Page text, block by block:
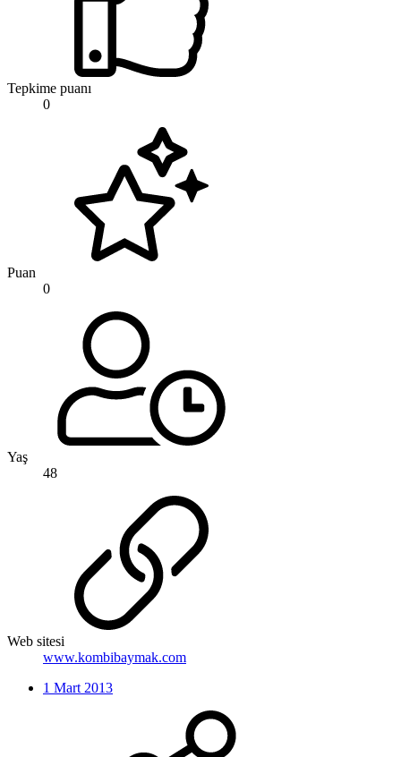
Tepkime puanı
0
Puan
0
Yaş
48
Web sitesi
www.kombibaymak.com
1 Mart 2013